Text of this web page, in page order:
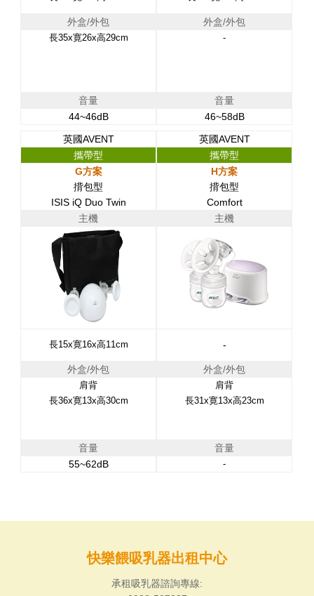
外盒/外包
長35x寛26x高29cm
音量
44~46dB
外盒/外包
-
音量
46~58dB
英國AVENT
攜帶型
G方案
揹包型
ISIS iQ Duo Twin
主機
長15x寛16x高11cm
外盒/外包
肩背
長36x寛13x高30cm
音量
55~62dB
英國AVENT
攜帶型
H方案
揹包型
Comfort
主機
-
外盒/外包
肩背
長31x寛13x高23cm
音量
-
快樂餵吸乳器出租中心
承租吸乳器諮詢專線: